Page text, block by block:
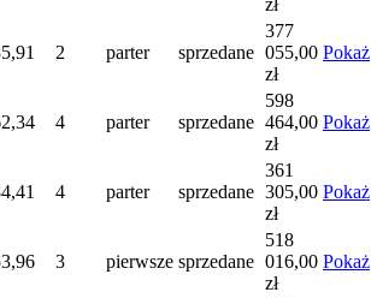
zł
2 parter sprzedane
377
055,00
zł
Pokaż
4 parter sprzedane
598
464,00
zł
Pokaż
4 parter sprzedane
361
305,00
zł
Pokaż
3 pierwsze sprzedane
518
016,00
zł
Pokaż